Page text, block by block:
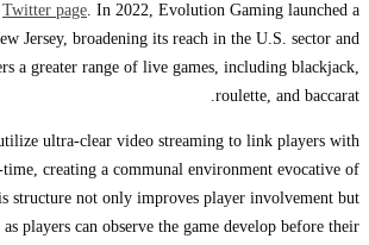
Twitter page. In 2022, Evolution Gaming launched a
Jersey, broadening its reach in the U.S. sector and
a greater range of live games, including blackjack,
roulette, and baccarat.
ultra-clear video streaming to link players with
creating a communal environment evocative of
structure not only improves player involvement but
players can observe the game develop before their